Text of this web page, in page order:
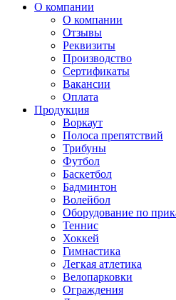
О компании
О компании
Отзывы
Реквизиты
Производство
Сертификаты
Вакансии
Оплата
Продукция
Воркаут
Полоса препятствий
Трибуны
Футбол
Баскетбол
Бадминтон
Волейбол
Оборудование по
Теннис
Хоккей
Гимнастика
Легкая атлетика
Велопарковки
Ограждения